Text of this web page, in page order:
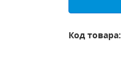
Код товара: